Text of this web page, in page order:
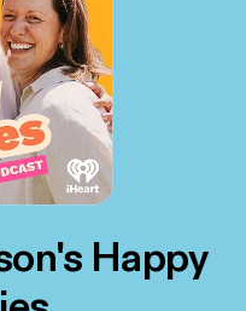
Happy